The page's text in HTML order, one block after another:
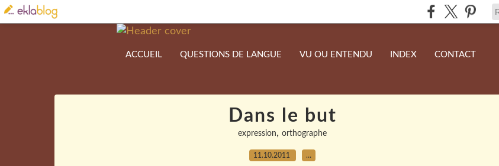
ACCUEIL QUESTIONS DE LANGUE VU OU ENTENDU INDEX CONTACT
Dans le but
expression, orthographe
11.10.2011 …